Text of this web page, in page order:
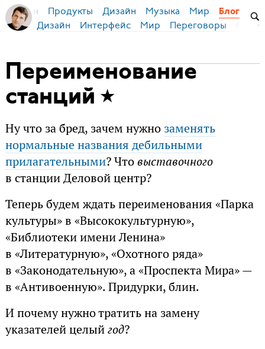
Бирман Продукты Дизайн Музыка Мир Блог
Дизайн Интерфейс Мир Переговоры
Переименование
станций
Ну что за бред, зачем нужно заменять
нормальные названия дебильными
прилагательными? Чтовыставочного
в станции Деловой центр?
Теперь будем ждать переименования «Парка
культуры» в «Высококультурную»,
«Библиотеки имени Ленина»
в «Литературную», «Охотного ряда»
в «Законодательную», а «Проспекта Мира» —
в «Антивоенную». Придурки, блин.
И почему нужно тратить на замену
указателей целыйгод?